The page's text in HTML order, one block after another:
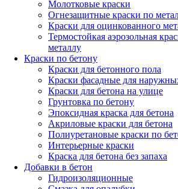
Молотковые краски
Огнезащитные краски по
Краски для оцинкованного
Термостойкая аэрозольная
металлу
Краски по бетону
Краски для бетонного пола
Краски фасадные для
Краски для бетона на улице
Грунтовка по бетону
Эпоксидная краска для бетона
Акриловые краски для бетона
Полиуретановые краски по
Интерьерные краски
Краска для бетона без запаха
Добавки в бетон
Гидроизоляционные